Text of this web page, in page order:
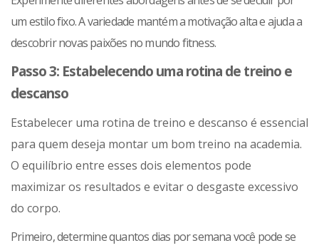
um estilo fixo. A variedade mantém a motivação alta e ajuda a
descobrir novas paixões no mundo fitness.
Passo 3: Estabelecendo uma rotina de treino e
descanso
Estabelecer uma rotina de treino e descanso é essencial
para quem deseja montar um bom treino na academia.
O equilíbrio entre esses dois elementos pode
maximizar os resultados e evitar o desgaste excessivo
do corpo.
Primeiro, determine quantos dias por semana você pode se